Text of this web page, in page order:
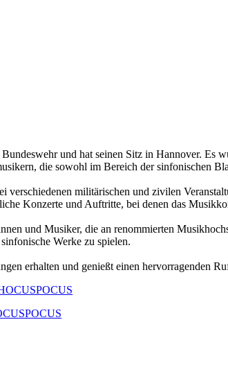
und hat seinen Sitz in Hannover. Es
die sowohl im Bereich der sinfonischen
militärischen und zivilen
Konzerte und Auftritte, bei denen das
und Musiker, die an renommierten
Werke zu spielen.
erhalten und genießt einen hervorragenden